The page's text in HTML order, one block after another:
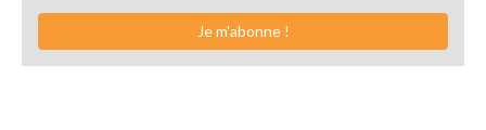
Je m'abonne !